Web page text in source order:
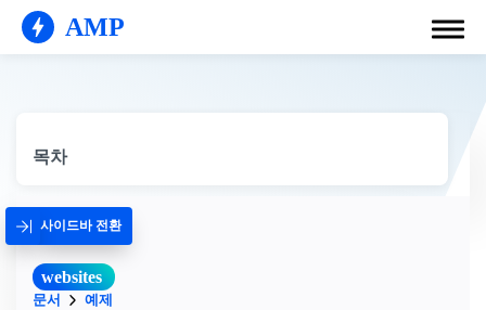
AMP
목차
사이드바 전환
websites
문서 예제